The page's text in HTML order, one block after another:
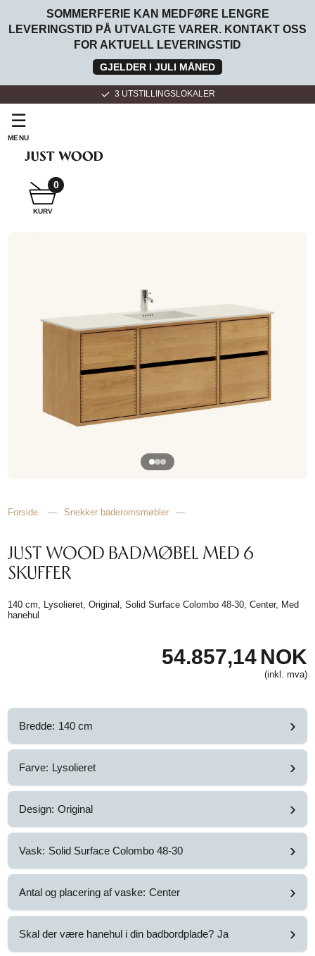
SOMMERFERIE KAN MEDFØRE LENGRE
LEVERINGSTID PÅ UTVALGTE VARER. KONTAKT OSS
FOR AKTUELL LEVERINGSTID
GJELDER I JULI MÅNED
3 UTSTILLINGSLOKALER
☰
MENU
SNEKKER
HJEMMET
INSPIRASJON
KURV
0
Forside — Snekker baderomsmøbler —
JUST WOOD BADMØBEL MED 6
SKUFFER
140 cm, Lysolieret, Original, Solid Surface Colombo 48-30, Center, Med
hanehul
54.857,14 NOK
(inkl. mva)
Bredde: 140 cm ›
Farve: Lysolieret ›
Design: Original ›
Vask: Solid Surface Colombo 48-30 ›
Antal og placering af vaske: Center ›
Skal der være hanehul i din badbordplade? Ja ›